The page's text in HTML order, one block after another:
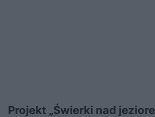
Projekt „Świerki nad